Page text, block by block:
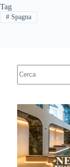
Tag
#Spagna
risultato